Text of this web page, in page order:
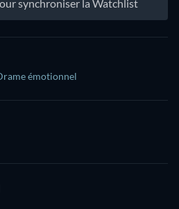
synchroniser la Watchlist
émotionnel